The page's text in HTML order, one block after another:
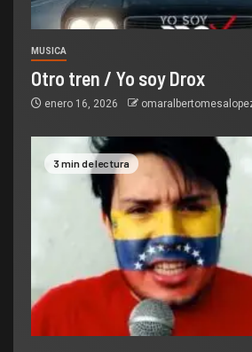
MUSICA
Otro tren / Yo soy Drox
enero 16, 2026
3 min de lectura